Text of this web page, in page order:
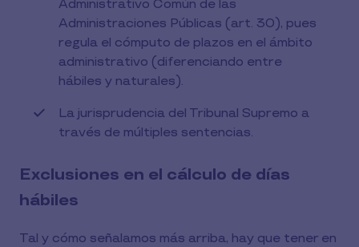
Administrativo Común de las
Administraciones Públicas (art. 30), pues
regula el cómputo de plazos en el ámbito
administrativo (diferenciando entre
hábiles y naturales).
La jurisprudencia del Tribunal Supremo a
través de múltiples sentencias.
Exclusiones en el cálculo de días
hábiles
Tal y cómo señalamos más arriba, hay que tener en